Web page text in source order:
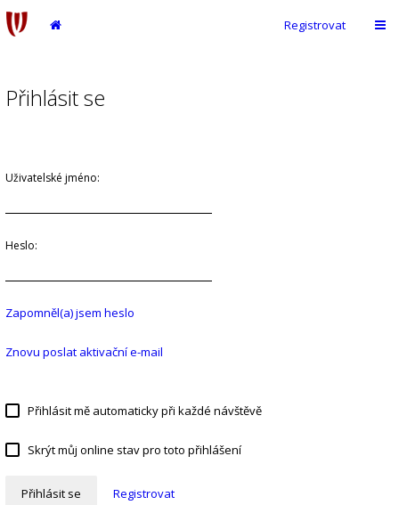
Registrovat
Přihlásit se
Uživatelské jméno:
Heslo:
Zapomněl(a) jsem heslo
Znovu poslat aktivační e-mail
Přihlásit mě automaticky při každé návštěvě
Skrýt můj online stav pro toto přihlášení
Přihlásit se Registrovat